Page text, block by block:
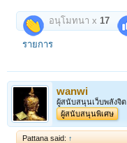
อนุโมทนา x 17
รายการ
wanwi
ผู้สนับสนุนเว็บพลังจิต
ผู้สนับสนุนพิเศษ
Pattana said: ↑